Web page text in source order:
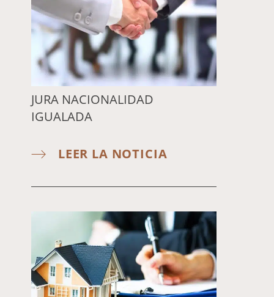
JURA NACIONALIDAD
IGUALADA
LEER LA NOTICIA